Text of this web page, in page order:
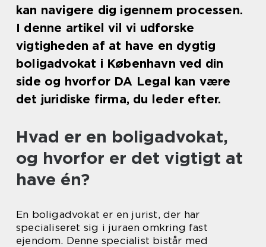
kan navigere dig igennem processen.
I denne artikel vil vi udforske
vigtigheden af at have en dygtig
boligadvokat i København ved din
side og hvorfor DA Legal kan være
det juridiske firma, du leder efter.
Hvad er en boligadvokat,
og hvorfor er det vigtigt at
have én?
En boligadvokat er en jurist, der har
specialiseret sig i juraen omkring fast
ejendom. Denne specialist bistår med